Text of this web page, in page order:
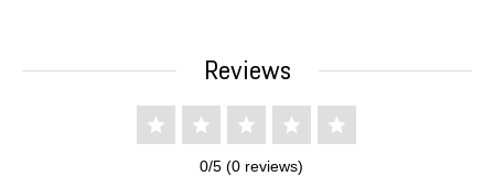
Reviews
0/5 (0 reviews)